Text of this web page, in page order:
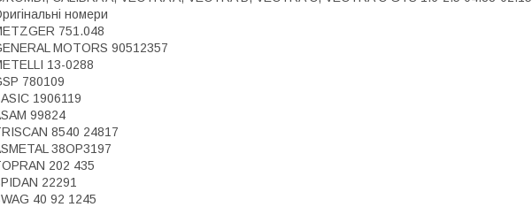
номери
751.048
MOTORS 90512357
13-0288
780109
1906119
99824
8540 24817
38OP3197
202 435
22291
40 92 1245